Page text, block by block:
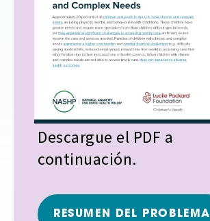
Descargue el PDF a
continuación.
RESUMEN DEL PROBLEMA